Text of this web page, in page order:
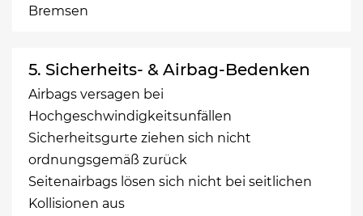
Bremsen
5. Sicherheits- & Airbag-Bedenken
Airbags versagen bei
Hochgeschwindigkeitsunfällen
Sicherheitsgurte ziehen sich nicht
ordnungsgemäß zurück
Seitenairbags lösen sich nicht bei seitlichen
Kollisionen aus